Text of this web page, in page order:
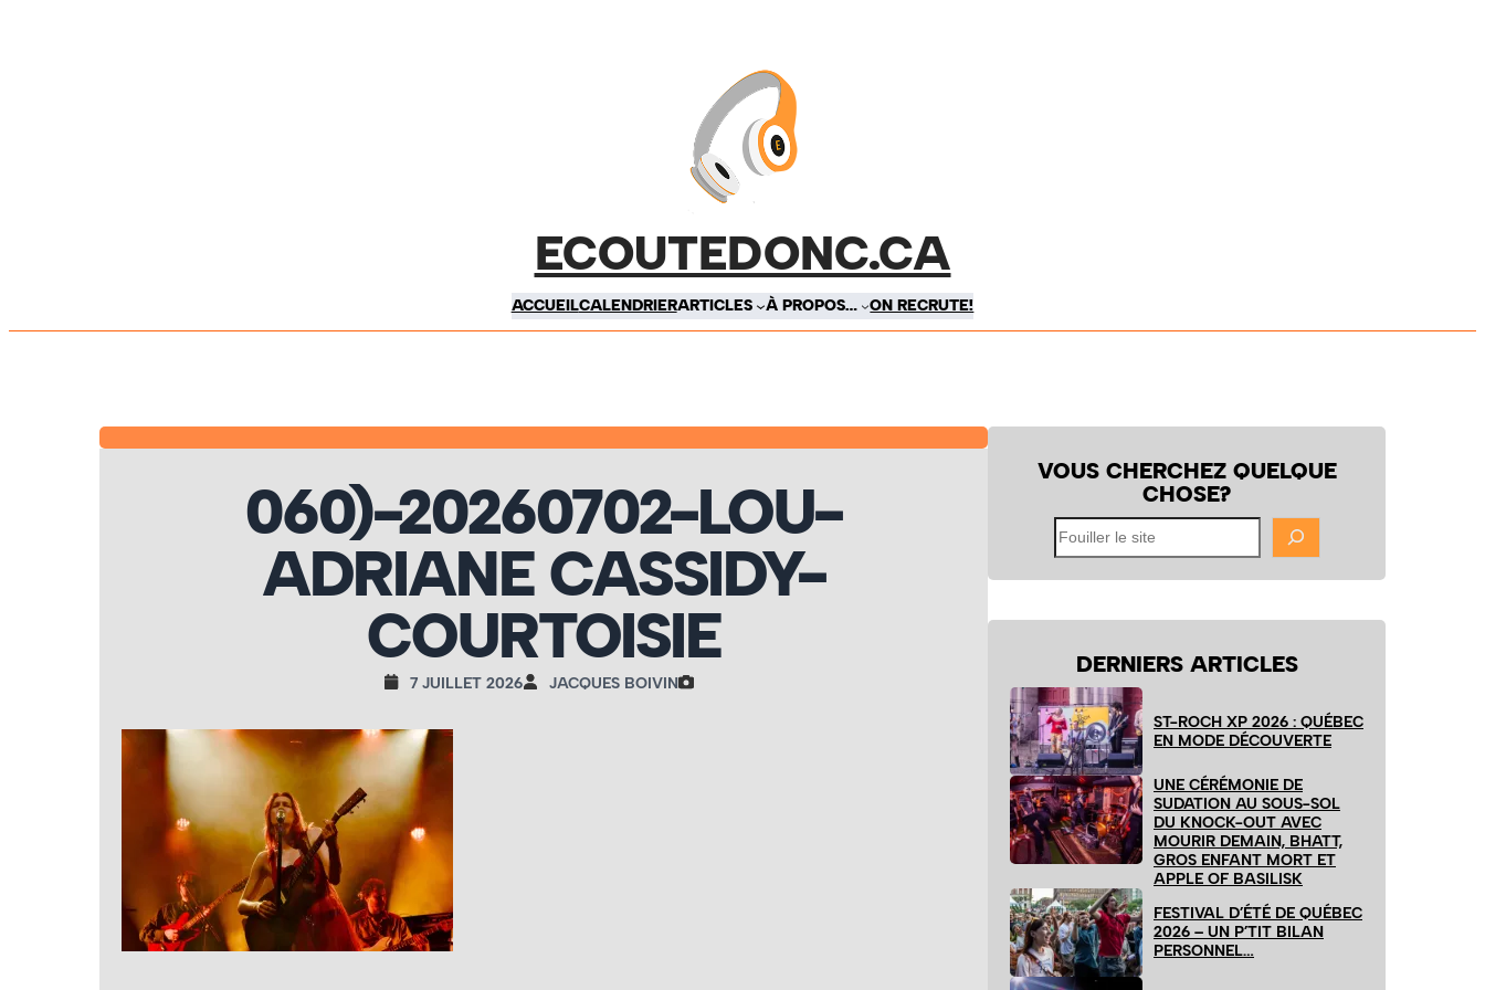
ECOUTEDONC.CA
ACCUEILCALENDRIERARTICLES À PROPOS… ON RECRUTE!
060)-20260702-LOU-
ADRIANE CASSIDY-
COURTOISIE
7 JUILLET 2026 JACQUES BOIVIN
VOUS CHERCHEZ QUELQUE
CHOSE?
Fouiller
le
site
DERNIERS ARTICLES
ST-ROCH XP 2026 : QUÉBEC
EN MODE DÉCOUVERTE
UNE CÉRÉMONIE DE
SUDATION AU SOUS-SOL
DU KNOCK-OUT AVEC
MOURIR DEMAIN, BHATT,
GROS ENFANT MORT ET
APPLE OF BASILISK
FESTIVAL D’ÉTÉ DE QUÉBEC
2026 – UN P’TIT BILAN
PERSONNEL…